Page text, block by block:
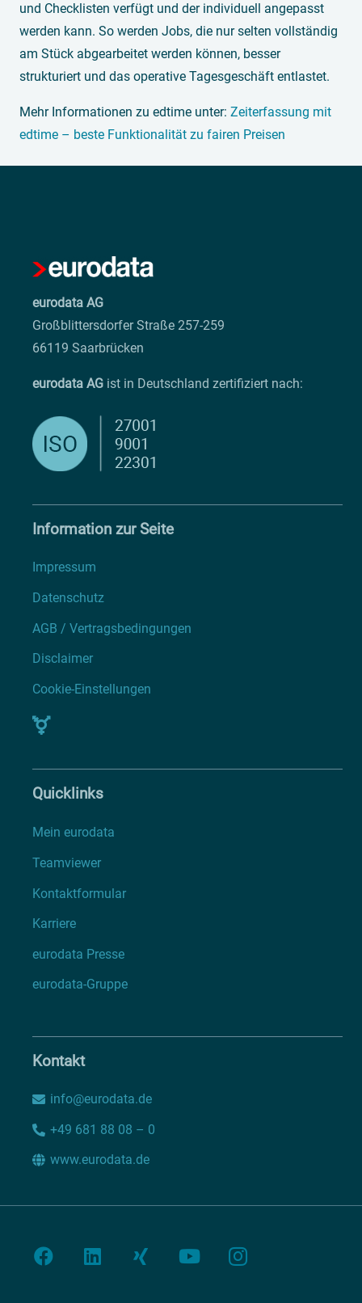
und Checklisten verfügt und der individuell angepasst
werden kann. So werden Jobs, die nur selten vollständig
am Stück abgearbeitet werden können, besser
strukturiert und das operative Tagesgeschäft entlastet.
Mehr Informationen zu edtime unter: Zeiterfassung mit
edtime – beste Funktionalität zu fairen Preisen
eurodata AG
Großblittersdorfer Straße 257-259
66119 Saarbrücken
eurodata AG ist in Deutschland zertifiziert nach:
Information zur Seite
Impressum
Datenschutz
AGB / Vertragsbedingungen
Disclaimer
Cookie-Einstellungen
Quicklinks
Mein eurodata
Teamviewer
Kontaktformular
Karriere
eurodata Presse
eurodata-Gruppe
Kontakt
info@eurodata.de
+49 681 88 08 – 0
www.eurodata.de